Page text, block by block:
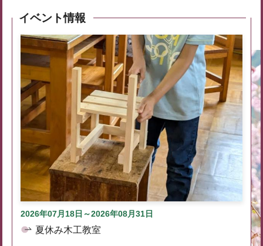
イベント情報
2026年07月18日～2026年08月31日
夏休み木工教室